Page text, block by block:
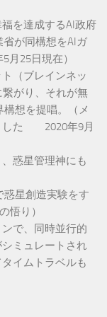
を達成するAI政府
が同構想をAIガ
25日現在）
（ブレインネッ
繋がり、それが無
想を提唱。（メ
した 2020年9月
惑星管理神にも
惑星創造実験をす
悟り）
で、同時並行的
ミュレートされ
イムトラベルも